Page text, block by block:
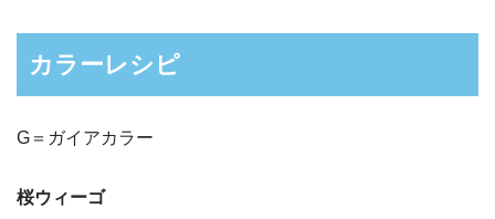
カラーレシピ
G＝ガイアカラー
桜ウィーゴ